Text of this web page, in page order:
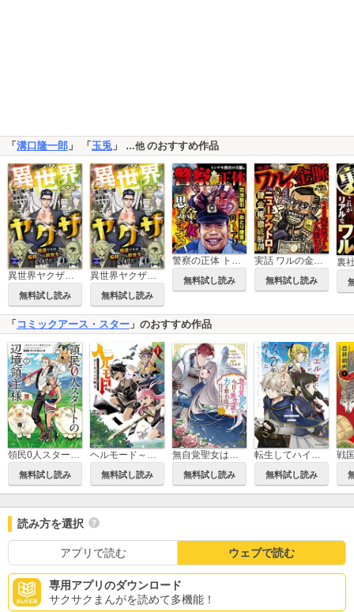
「溝口隆一郎 」 「玉兎 」 …他のおすすめ作品
異世界ヤクザ～極道ですが転移したら救世主になりました～【単行本版】
無料試し読み
異世界ヤクザ～極道ですが転移したら救世主になりました～
無料試し読み
警察の正体 トンデモ捜査の実態編
無料試し読み
実話 ワルの金脈 大金脈を探し当てたワル編
無料試し読み
「 コミックアース・スター 」のおすすめ作品
領民0人スタートの辺境領主様～青のディアスと蒼角の乙女～
無料試し読み
ヘルモード～やり込み好きのゲーマーは廃設定の異世界で無双する～ はじまりの召喚士
無料試し読み
無自覚聖女は今日も無意識に力を垂れ流す ～公爵家の落ちこぼれ令嬢、嫁ぎ先で幸せを掴み取る～
無料試し読み
転生してハイエルフになりましたが、スローライフは120年で飽きました -Highelf with a long life-
無料試し読み
戦
読み方を選択
アプリで読む ウェブで読む
専用アプリのダウンロード
サクサクまんがを読めて多機能！